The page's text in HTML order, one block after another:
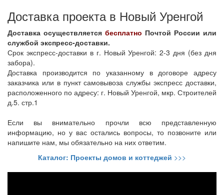
Доставка проекта в Новый Уренгой
Доставка осуществляется бесплатно Почтой России или
службой экспресс-доставки.
Срок экспресс-доставки в г. Новый Уренгой: 2-3 дня (без дня
забора).
Доставка производится по указанному в договоре адресу
заказчика или в пункт самовывоза службы экспресс доставки,
расположенного по адресу: г. Новый Уренгой, мкр. Строителей
д.5. стр.1
Если вы внимательно прочли всю представленную
информацию, но у вас остались вопросы, то позвоните или
напишите нам, мы обязательно на них ответим.
Каталог: Проекты домов и коттеджей >>>